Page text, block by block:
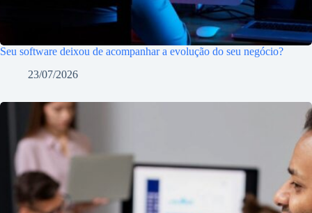
Seu software deixou de acompanhar a evolução do seu negócio?
23/07/2026